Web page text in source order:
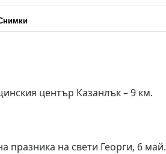
център Казанлък – 9 км.
празника на свети Георги, 6 май.